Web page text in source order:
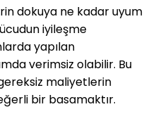
dokuya ne kadar uyum
iyileşme
yapılan
verimsiz olabilir. Bu
maliyetlerin
bir basamaktır.